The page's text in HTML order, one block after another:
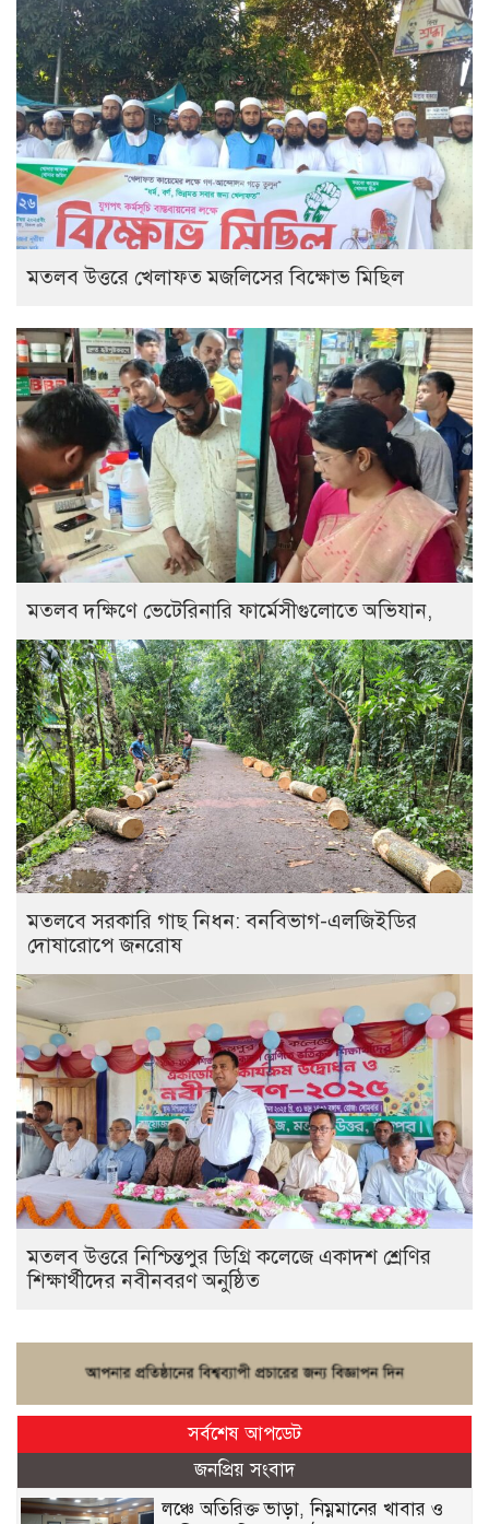
মতলব উত্তরে খেলাফত মজলিসের বিক্ষোভ মিছিল
মতলব দক্ষিণে ভেটেরিনারি ফার্মেসীগুলোতে অভিযান,
মতলবে সরকারি গাছ নিধন: বনবিভাগ-এলজিইডির
দোষারোপে জনরোষ
মতলব উত্তরে নিশ্চিন্তপুর ডিগ্রি কলেজে একাদশ শ্রেণির
শিক্ষার্থীদের নবীনবরণ অনুষ্ঠিত
সর্বশেষ আপডেট
জনপ্রিয় সংবাদ
লঞ্চে অতিরিক্ত ভাড়া, নিম্নমানের খাবার ও